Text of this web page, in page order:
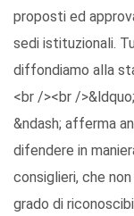
proposti ed
sedi istituzionali.
diffondiamo alla
<br /><br /
&ndash; afferma
difendere in
consiglieri, che
grado di